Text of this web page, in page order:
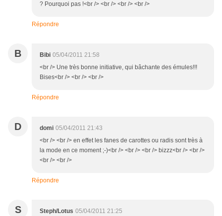
? Pourquoi pas !<br /> <br /> <br /> <br />
Répondre
B Bibi 05/04/2011 21:58
<br /> Une très bonne initiative, qui bâchante des émules!!!
Bises<br /> <br /> <br />
Répondre
D domi 05/04/2011 21:43
<br /> <br /> en effet les fanes de carottes ou radis sont très à
la mode en ce moment ;-)<br /> <br /> <br /> bizzz<br /> <br />
<br /> <br />
Répondre
S Steph/Lotus 05/04/2011 21:25